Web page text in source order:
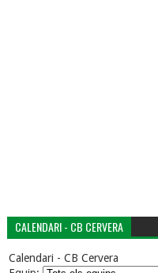
CALENDARI - CB CERVERA
Calendari - CB Cervera